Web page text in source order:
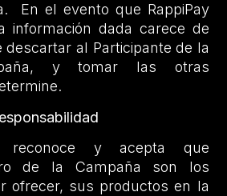
En el evento que RappiPay
información dada carece de
descartar al Participante de la
y tomar las otras
reconoce y acepta que
de la Campaña son los
ofrecer, sus productos en la